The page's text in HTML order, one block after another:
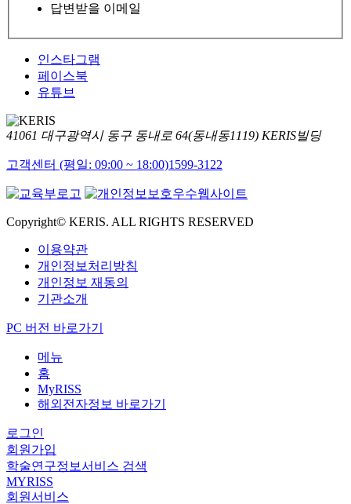
답변받을 이메일
인스타그램
페이스북
유튜브
41061 대구광역시 동구 동내로 64(동내동1119) KERIS빌딩
고객센터 (평일: 09:00 ~ 18:00)1599-3122
Copyright© KERIS. ALL RIGHTS RESERVED
이용약관
개인정보처리방침
개인정보 재동의
기관소개
PC 버전 바로가기
메뉴
홈
MyRISS
해외전자정보 바로가기
로그인
회원가입
학술연구정보서비스 검색
MYRISS
회원서비스